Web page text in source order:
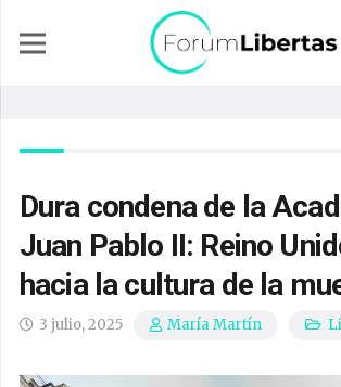
Dura condena de la
Juan Pablo II: Reino
hacia la cultura de la
3 julio, 2025 María Martín